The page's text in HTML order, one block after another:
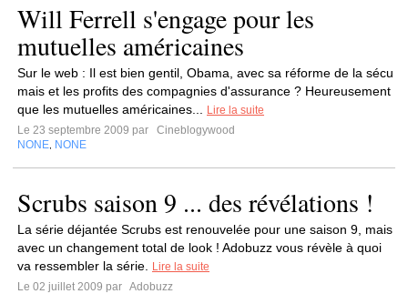
Will Ferrell s'engage pour les
mutuelles américaines
Sur le web : Il est bien gentil, Obama, avec sa réforme de la sécu
mais et les profits des compagnies d'assurance ? Heureusement
que les mutuelles américaines...
Lire la suite
Le 23 septembre 2009 par
Cineblogywood
NONE NONE
Scrubs saison 9 ... des révélations !
La série déjantée Scrubs est renouvelée pour une saison 9, mais
avec un changement total de look ! Adobuzz vous révèle à quoi
va ressembler la série.
Lire la suite
Le 02 juillet 2009 par Adobuzz